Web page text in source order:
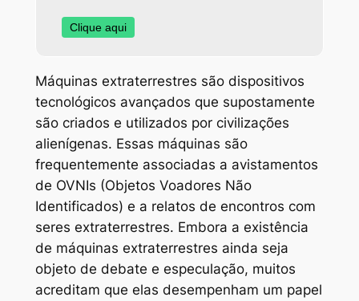
Clique aqui
Máquinas extraterrestres são dispositivos
tecnológicos avançados que supostamente
são criados e utilizados por civilizações
alienígenas. Essas máquinas são
frequentemente associadas a avistamentos
de OVNIs (Objetos Voadores Não
Identificados) e a relatos de encontros com
seres extraterrestres. Embora a existência
de máquinas extraterrestres ainda seja
objeto de debate e especulação, muitos
acreditam que elas desempenham um papel